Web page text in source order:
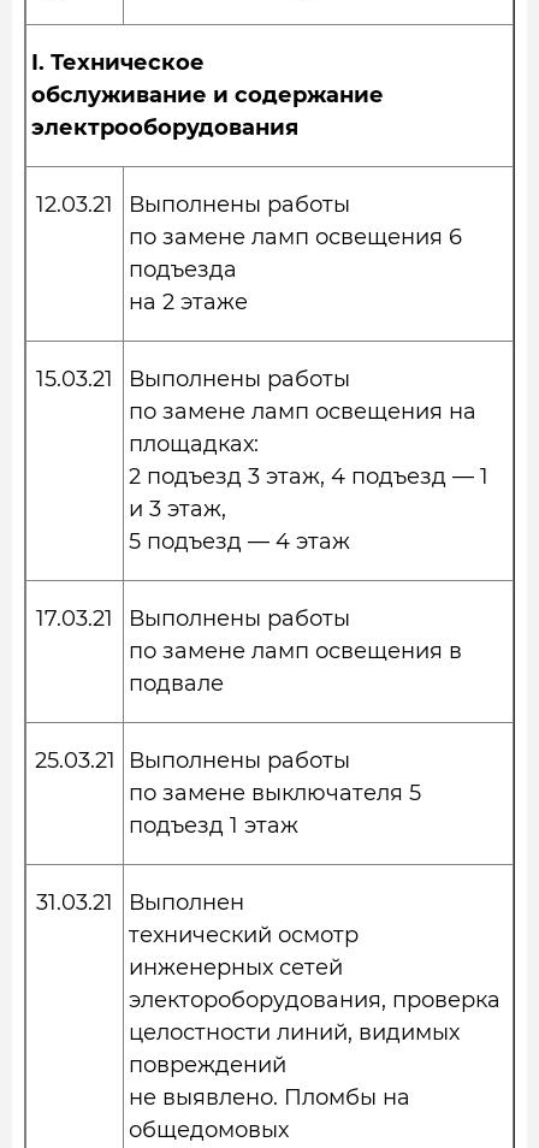
I. Техническое
обслуживание и содержание
электрооборудования
12.03.21
Выполнены работы
по замене ламп освещения 6
подъезда
на 2 этаже
15.03.21
Выполнены работы
по замене ламп освещения на
площадках:
2 подъезд 3 этаж, 4 подъезд — 1
и 3 этаж,
5 подъезд — 4 этаж
17.03.21
Выполнены работы
по замене ламп освещения в
подвале
25.03.21
Выполнены работы
по замене выключателя 5
подъезд 1 этаж
31.03.21
Выполнен
технический осмотр
инженерных сетей
электороборудования, проверка
целостности линий, видимых
повреждений
не выявлено. Пломбы на
общедомовых